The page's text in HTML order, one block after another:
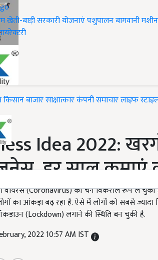
खेती-बाड़ीसरकारी योजनाएंपशुपालनबागवानी
बाजारसाक्षात्कारकंपनी समाचारलाइफ
Idea 2022:
हर साल कमाएं
वायरस (Coronavirus) की चैन विकराल रूप ले चुकी
का आंकड़ा बढ़ रहा है. ऐसे में लोगों को सबसे ज्यादा
(Lockdown) लगाने की स्थिति बन चुकी है.
2022 10:57 AM IST